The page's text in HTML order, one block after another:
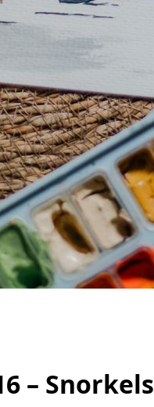
– Snorkels